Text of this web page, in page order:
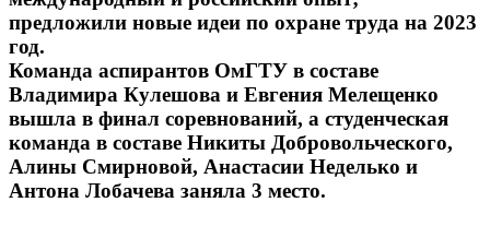
предложили новые идеи по охране труда на 2023
год.
Команда аспирантов ОмГТУ в составе
Владимира Кулешова и Евгения Мелещенко
вышла в финал соревнований, а студенческая
команда в составе Никиты Добровольческого,
Алины Смирновой, Анастасии Неделько и
Антона Лобачева заняла 3 место.